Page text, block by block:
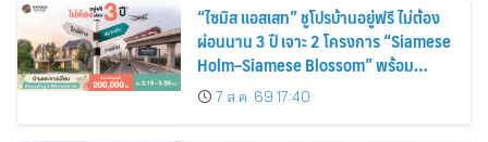
“ไซมิส แอสเสท” ชูโปรบ้านอยู่ฟรี ไม่ต้อง
ผ่อนนาน 3 ปี เจาะ 2 โครงการ “Siamese
Holm–Siamese Blossom” พร้อม
ส่วนลดและสิทธิพิเศษถึง 31 สิงหาคม
2569
7 ส.ค. 69 17:40